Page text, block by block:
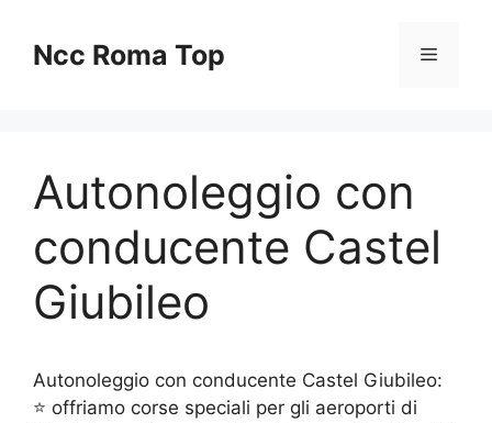
contenuto
Ncc Roma Top Menu
Autonoleggio con
conducente Castel
Giubileo
Autonoleggio con conducente Castel Giubileo:
⭐ offriamo corse speciali per gli aeroporti di